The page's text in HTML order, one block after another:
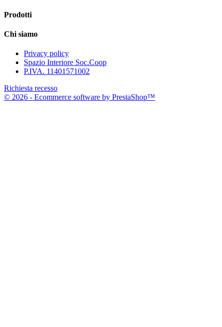
Prodotti
Chi siamo
Privacy policy
Spazio Interiore Soc.Coop
P.IVA. 11401571002
Richiesta recesso
© 2026 - Ecommerce software by PrestaShop™